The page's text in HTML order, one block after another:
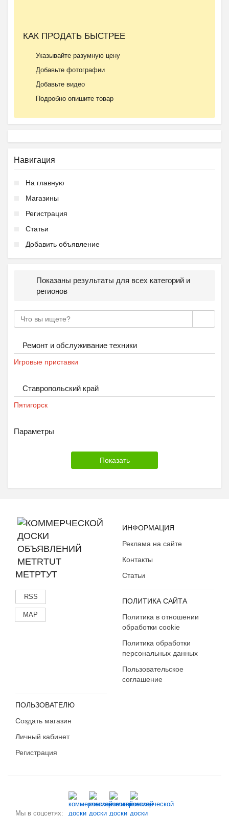
КАК ПРОДАТЬ БЫСТРЕЕ
Указывайте разумную цену
Добавьте фотографии
Добавьте видео
Подробно опишите товар
Навигация
На главную
Магазины
Регистрация
Статьи
Добавить объявление
Показаны результаты для всех категорий и
регионов
Ремонт и обслуживание техники
Игровые приставки
Ставропольский край
Пятигорск
Параметры
МЕТРТУТ
RSS
MAP
ИНФОРМАЦИЯ
Реклама на сайте
Контакты
Статьи
ПОЛИТИКА САЙТА
Политика в отношении
обработки cookie
Политика обработки
персональных данных
Пользовательское
соглашение
ПОЛЬЗОВАТЕЛЮ
Создать магазин
Личный кабинет
Регистрация
Мы в соцсетях: